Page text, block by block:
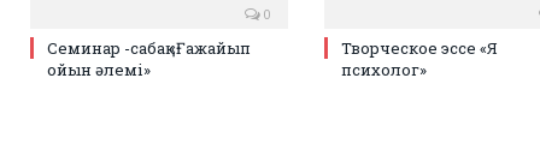
0
Семинар -сабақ «Ғажайып
ойын әлемі»
Творческое эссе «Я
психолог»